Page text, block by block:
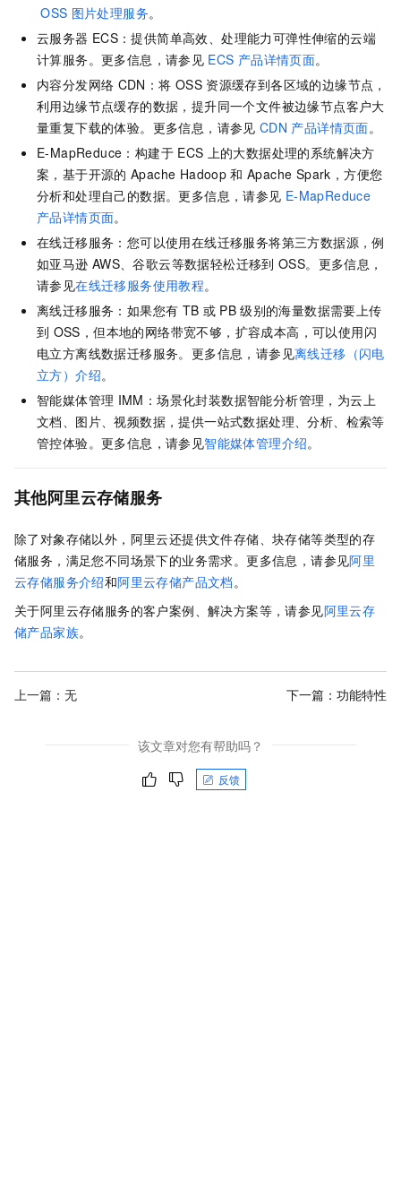
OSS 图片处理服务。
云服务器 ECS：提供简单高效、处理能力可弹性伸缩的云端
计算服务。更多信息，请参见 ECS 产品详情页面。
内容分发网络 CDN：将 OSS 资源缓存到各区域的边缘节点，
利用边缘节点缓存的数据，提升同一个文件被边缘节点客户大
量重复下载的体验。更多信息，请参见 CDN 产品详情页面。
E-MapReduce：构建于 ECS 上的大数据处理的系统解决方
案，基于开源的 Apache Hadoop 和 Apache Spark，方便您
分析和处理自己的数据。更多信息，请参见 E-MapReduce
产品详情页面。
在线迁移服务：您可以使用在线迁移服务将第三方数据源，例
如亚马逊 AWS、谷歌云等数据轻松迁移到 OSS。更多信息，
请参见在线迁移服务使用教程。
离线迁移服务：如果您有 TB 或 PB 级别的海量数据需要上传
到 OSS，但本地的网络带宽不够，扩容成本高，可以使用闪
电立方离线数据迁移服务。更多信息，请参见离线迁移（闪电
立方）介绍。
智能媒体管理 IMM：场景化封装数据智能分析管理，为云上
文档、图片、视频数据，提供一站式数据处理、分析、检索等
管控体验。更多信息，请参见智能媒体管理介绍。
其他阿里云存储服务
除了对象存储以外，阿里云还提供文件存储、块存储等类型的存
储服务，满足您不同场景下的业务需求。更多信息，请参见阿里
云存储服务介绍和阿里云存储产品文档 。
关于阿里云存储服务的客户案例、解决方案等，请参见阿里云存
储产品家族。
上一篇：无 下一篇： 功能特性
该文章对您有帮助吗？
反馈